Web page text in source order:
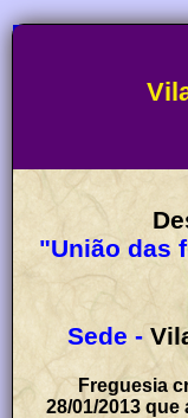
"União das
Sede -
Freguesia
28/01/2013